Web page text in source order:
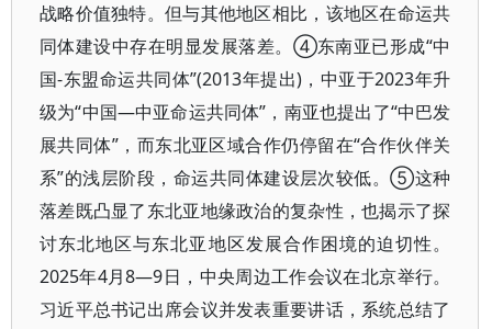
战略价值独特。但与其他地区相比，该地区在命运共
同体建设中存在明显发展落差。④东南亚已形成“中
国-东盟命运共同体”(2013年提出)，中亚于2023年升
级为“中国—中亚命运共同体”，南亚也提出了“中巴发
展共同体”，而东北亚区域合作仍停留在“合作伙伴关
系”的浅层阶段，命运共同体建设层次较低。⑤这种
落差既凸显了东北亚地缘政治的复杂性，也揭示了探
讨东北地区与东北亚地区发展合作困境的迫切性。
2025年4月8—9日，中央周边工作会议在北京举行。
习近平总书记出席会议并发表重要讲话，系统总结了